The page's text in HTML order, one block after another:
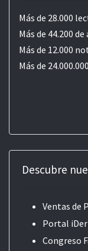
Más de 28.000
Más de 44.200
Más de 12.000
Más de
Descubre
Ventas de
Portal
Congreso